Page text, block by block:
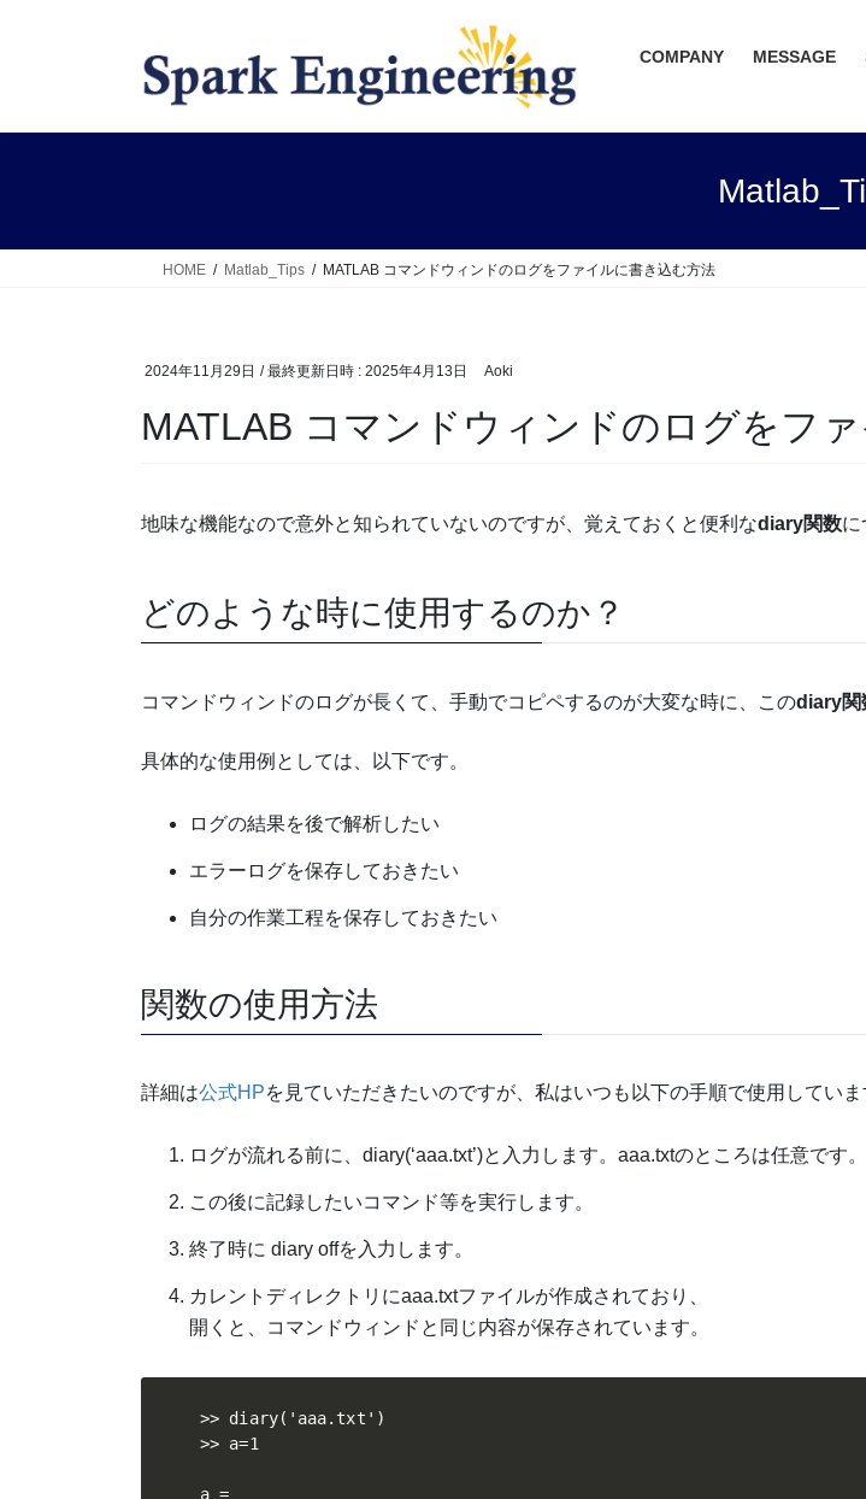
ツ
シ
COMPANY MESSAGE
HOME Matlab_Tips MATLAB コマンドウィンドのログをファイルに書き込む方法
2024年11月29日 / 最終更新日時 : 2025年4月13日 Aoki
MATLAB コマンドウィンドのログをフ
地味な機能なので意外と知られていないのですが、覚えておくと便利なdiary関数に
どのような時に使用するのか？
コマンドウィンドのログが長くて、手動でコピペするのが大変な時に、このdiary関
具体的な使用例としては、以下です。
ログの結果を後で解析したい
エラーログを保存しておきたい
自分の作業工程を保存しておきたい
関数の使用方法
詳細は公式HPを見ていただきたいのですが、私はいつも以下の手順で使用していま
ログが流れる前に、diary(‘aaa.txt’)と入力します。aaa.txtのところは任意です。
この後に記録したいコマンド等を実行します。
終了時に diary offを入力します。
カレントディレクトリにaaa.txtファイルが作成されており、
開くと、コマンドウィンドと同じ内容が保存されています。
>> diary('aaa.txt')
>> a=1
a =